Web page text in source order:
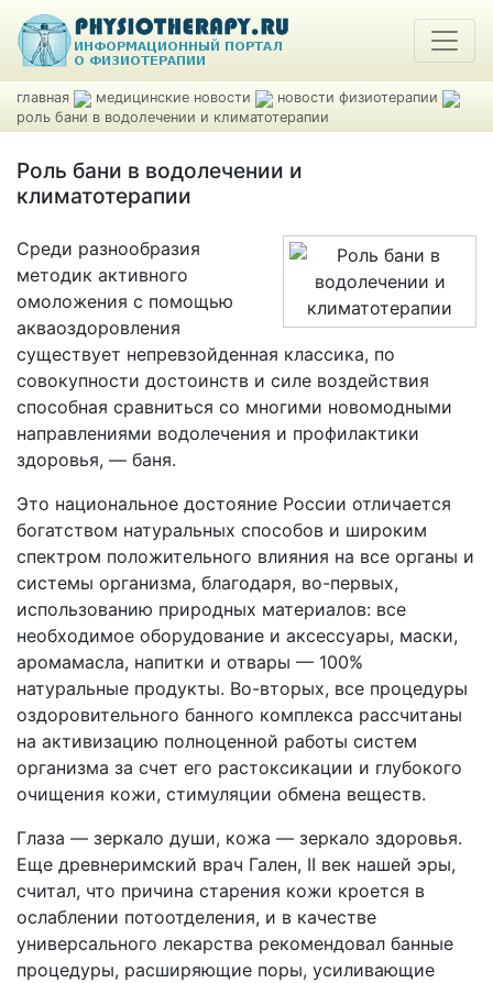
главная медицинские новости
новости физиотерапии
роль бани в водолечении и климатотерапии
Роль бани в водолечении и
климатотерапии
Среди разнообразия
методик активного
омоложения с помощью
акваоздоровления
существует непревзойденная классика, по
совокупности достоинств и силе воздействия
способная сравниться со многими новомодными
направлениями водолечения и профилактики
здоровья, — баня.
Это национальное достояние России отличается
богатством натуральных способов и широким
спектром положительного влияния на все органы и
системы организма, благодаря, во-первых,
использованию природных материалов: все
необходимое оборудование и аксессуары, маски,
аромамасла, напитки и отвары — 100%
натуральные продукты. Во-вторых, все процедуры
оздоровительного банного комплекса рассчитаны
на активизацию полноценной работы систем
организма за счет его растоксикации и глубокого
очищения кожи, стимуляции обмена веществ.
Глаза — зеркало души, кожа — зеркало здоровья.
Еще древнеримский врач Гален, II век нашей эры,
считал, что причина старения кожи кроется в
ослаблении потоотделения, и в качестве
универсального лекарства рекомендовал банные
процедуры, расширяющие поры, усиливающие